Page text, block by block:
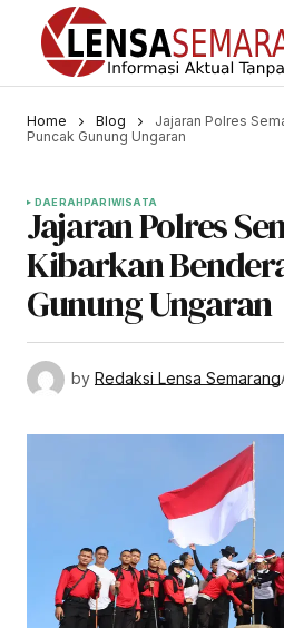
Home Blog
Jajaran Polres
Puncak Gunung Ungaran
DAERAHPARIWISATA
Jajaran Polres
Kibarkan
Gunung Ungaran
by Redaksi Lensa Semarang